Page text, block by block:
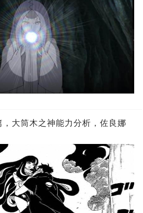
，大筒木之神能力分析，佐良娜